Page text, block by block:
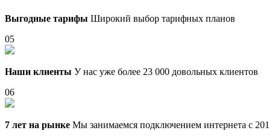
Выгодные тарифы Широкий выбор тарифных планов
05
Наши клиенты У нас уже более 23 000 довольных клиентов
06
7 лет на рынке Мы занимаемся подключением интернета с